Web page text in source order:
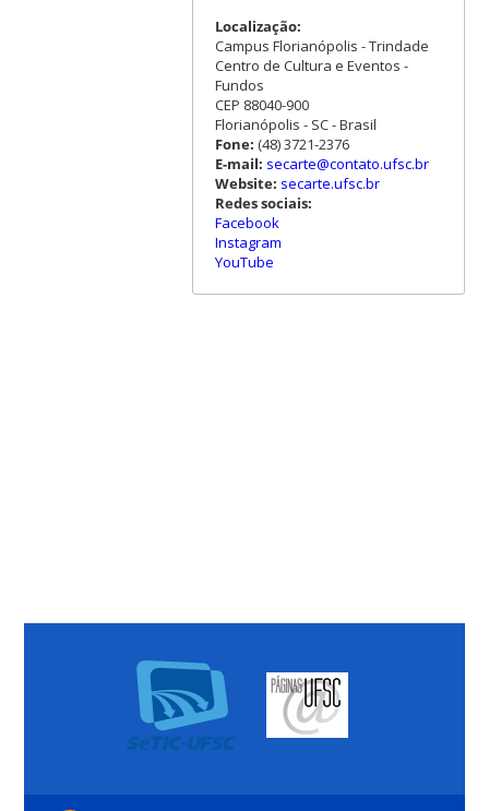
Localização:
Campus Florianópolis - Trindade
Centro de Cultura e Eventos -
Fundos
CEP 88040-900
Florianópolis - SC - Brasil
Fone: (48) 3721-2376
E-mail: secarte@contato.ufsc.br
Website: secarte.ufsc.br
Redes sociais:
Facebook
Instagram
YouTube